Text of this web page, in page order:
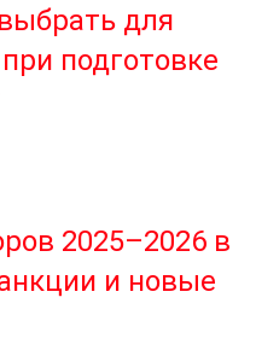
для
подготовке
2025–2026 в
и новые